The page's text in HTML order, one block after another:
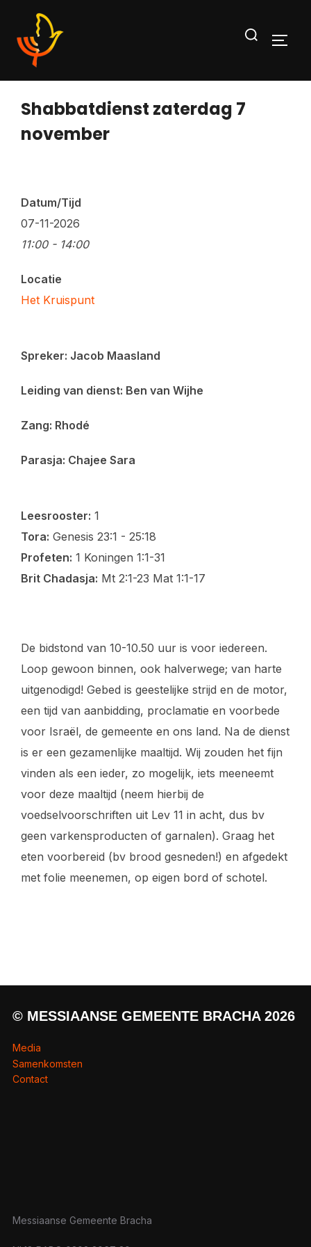
inhoud
Zoek
Shabbatdienst zaterdag 7
november
Datum/Tijd
07-11-2026
11:00 - 14:00
Locatie
Het Kruispunt
Spreker: Jacob Maasland
Leiding van dienst: Ben van Wijhe
Zang: Rhodé
Parasja: Chajee Sara
Leesrooster: 1
Tora: Genesis 23:1 - 25:18
Profeten: 1 Koningen 1:1-31
Brit Chadasja: Mt 2:1-23 Mat 1:1-17
De bidstond van 10-10.50 uur is voor iedereen.
Loop gewoon binnen, ook halverwege; van harte
uitgenodigd! Gebed is geestelijke strijd en de motor,
een tijd van aanbidding, proclamatie en voorbede
voor Israël, de gemeente en ons land. Na de dienst
is er een gezamenlijke maaltijd. Wij zouden het fijn
vinden als een ieder, zo mogelijk, iets meeneemt
voor deze maaltijd (neem hierbij de
voedselvoorschriften uit Lev 11 in acht, dus bv
geen varkensproducten of garnalen). Graag het
eten voorbereid (bv brood gesneden!) en afgedekt
met folie meenemen, op eigen bord of schotel.
© MESSIAANSE GEMEENTE BRACHA 2026
Media
Samenkomsten
Contact
Messiaanse Gemeente Bracha